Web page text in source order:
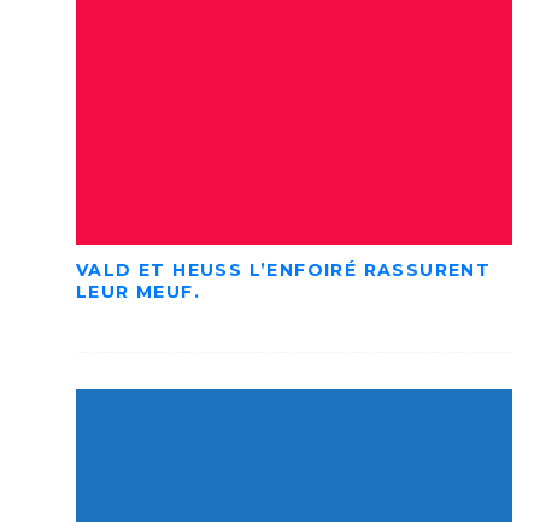
VALD ET HEUSS L’ENFOIRÉ RASSURENT
LEUR MEUF.